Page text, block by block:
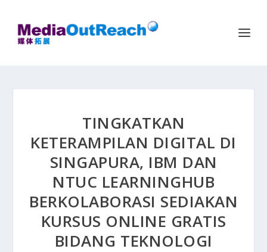
TINGKATKAN
KETERAMPILAN DIGITAL DI
SINGAPURA, IBM DAN
NTUC LEARNINGHUB
BERKOLABORASI SEDIAKAN
KURSUS ONLINE GRATIS
BIDANG TEKNOLOGI